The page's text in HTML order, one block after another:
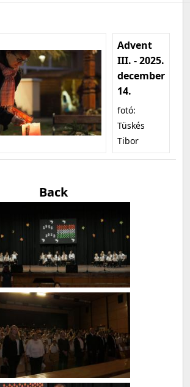
Advent
III. - 2025.
december
14.
fotó:
Tüskés
Tibor
Back